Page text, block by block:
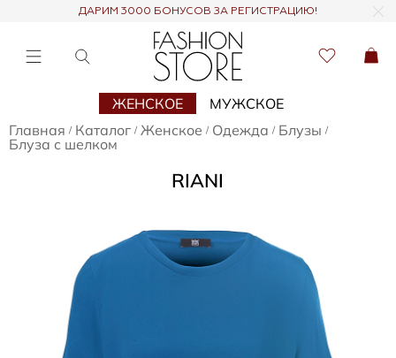
ДАРИМ 3000 БОНУСОВ ЗА РЕГИСТРАЦИЮ!
ЖЕНСКОЕ
МУЖСКОЕ
Главная / Каталог / Женское / Одежда / Блузы /
Блуза с шелком
RIANI